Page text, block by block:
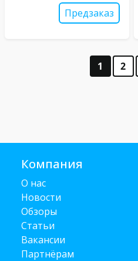
Предзаказ
1 2
Компания
О нас
Новости
Обзоры
Статьи
Вакансии
Партнёрам